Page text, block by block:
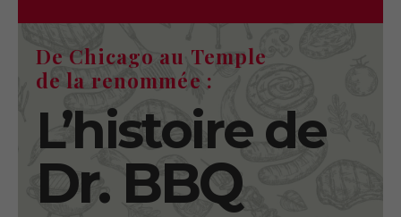
De Chicago au Temple
de la renommée :
L’histoire de
Dr. BBQ